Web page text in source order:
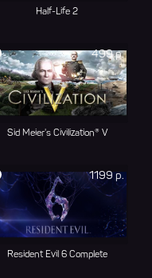
Half-Life 2
499 р.
Sid Meier's Civilization® V
1199 р.
Resident Evil 6 Complete